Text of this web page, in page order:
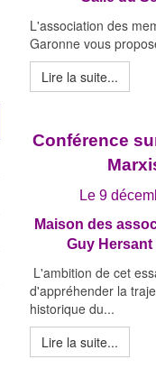
L'association des
Garonne vous
Lire la suite...
Conférence
Le 9
Maison des
Guy Hersant
L'ambition de cet
d'appréhender la
historique du...
Lire la suite...